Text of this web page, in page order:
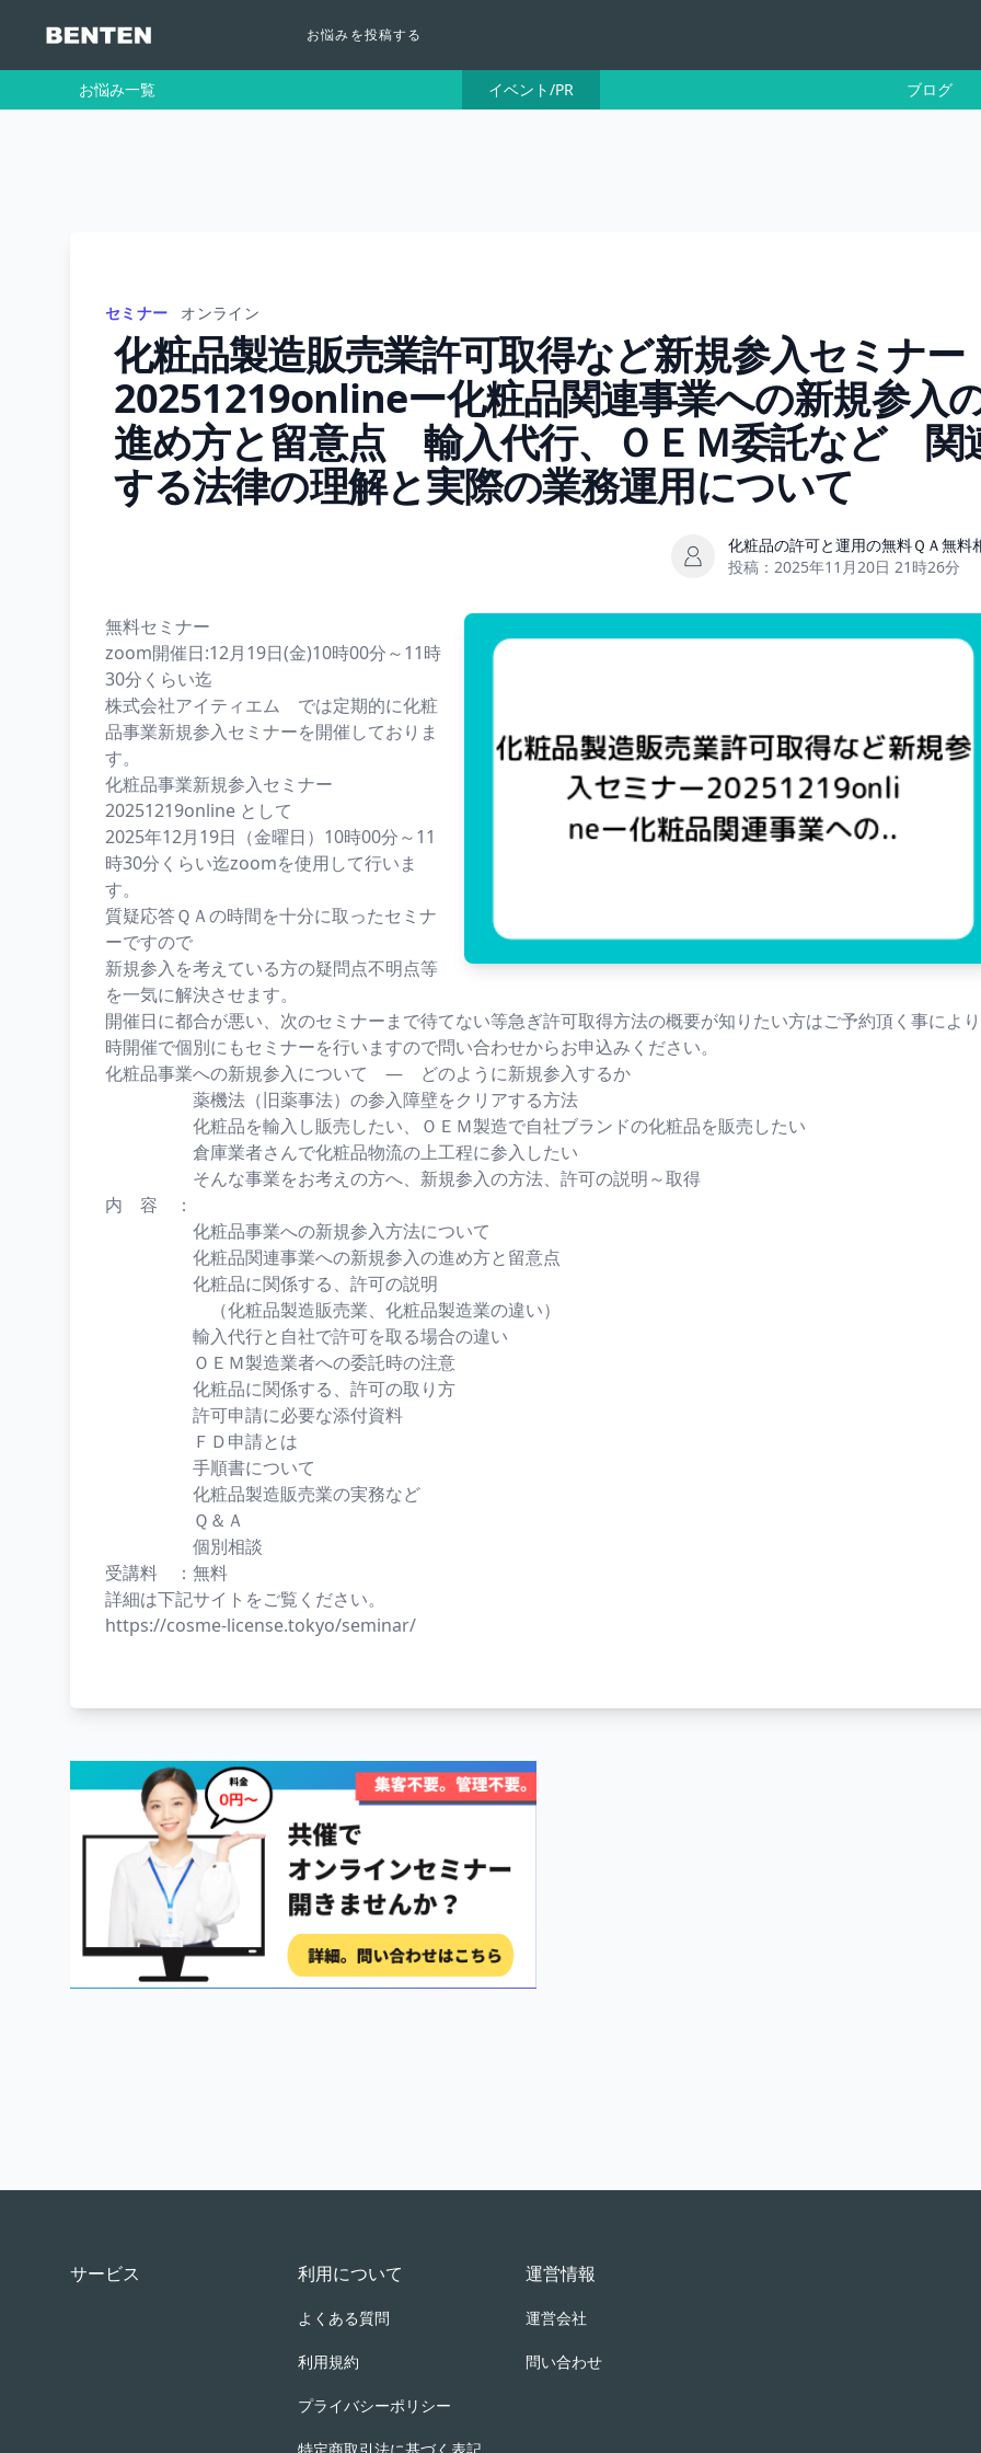
お悩みを投稿する
お悩み一覧 イベント/PR ブログ
セミナー オンライン
化粧品製造販売業許可取得など新規参入セミナー
20251219onlineー化粧品関連事業への新規参入
進め方と留意点 輸入代行、ＯＥＭ委託など 関
する法律の理解と実際の業務運用について
化粧品の許可と運用の無料ＱＡ無料
投稿： 2025年11月20日 21時26分
無料セミナー
zoom開催日:12月19日(金)10時00分～11時
30分くらい迄
株式会社アイティエム では定期的に化粧
品事業新規参入セミナーを開催しておりま
す。
化粧品事業新規参入セミナー
20251219online として
2025年12月19日（金曜日）10時00分～11
時30分くらい迄zoomを使用して行いま
す。
質疑応答ＱＡの時間を十分に取ったセミナ
ーですので
新規参入を考えている方の疑問点不明点等
を一気に解決させます。
開催日に都合が悪い、次のセミナーまで待てない等急ぎ許可取得方法の概要が知りたい方はご予約頂く事によ
時開催で個別にもセミナーを行いますので問い合わせからお申込みください。
化粧品事業への新規参入について ― どのように新規参入するか
薬機法（旧薬事法）の参入障壁をクリアする方法
化粧品を輸入し販売したい、ＯＥＭ製造で自社ブランドの化粧品を販売したい
倉庫業者さんで化粧品物流の上工程に参入したい
そんな事業をお考えの方へ、新規参入の方法、許可の説明～取得
内 容 ：
化粧品事業への新規参入方法について
化粧品関連事業への新規参入の進め方と留意点
化粧品に関係する、許可の説明
（化粧品製造販売業、化粧品製造業の違い）
輸入代行と自社で許可を取る場合の違い
ＯＥＭ製造業者への委託時の注意
化粧品に関係する、許可の取り方
許可申請に必要な添付資料
ＦＤ申請とは
手順書について
化粧品製造販売業の実務など
Ｑ＆Ａ
個別相談
受講料 ：無料
詳細は下記サイトをご覧ください。
https://cosme-license.tokyo/seminar/
サービス 利用について
よくある質問
利用規約
プライバシーポリシー
運営情報
運営会社
問い合わせ